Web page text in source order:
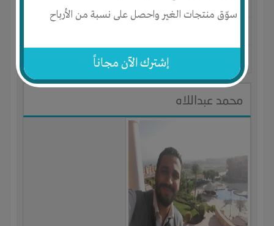
سوّق منتجات الغير واحصل على نسبة من الأرباح
إشترك الآن مجاناً
لديـه : الخبرات
محمد عبداللاه